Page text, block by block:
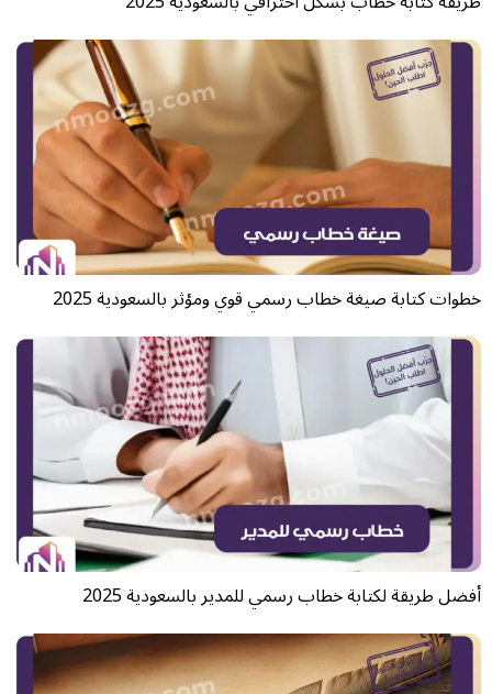
خطوات كتابة صيغة خطاب رسمي​ قوي ومؤثر بالسعودية 2025
أفضل طريقة لكتابة خطاب رسمي للمدير بالسعودية 2025